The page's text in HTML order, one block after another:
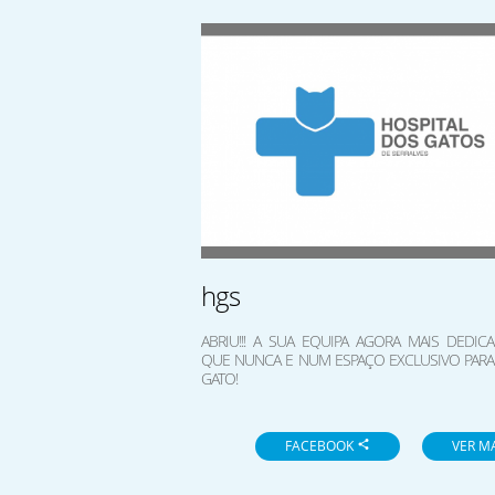
hgs
ABRIU!!! A SUA EQUIPA AGORA MAIS
QUE NUNCA E NUM ESPAÇO EXCLUSIVO
GATO!
VER
FACEBOOK share